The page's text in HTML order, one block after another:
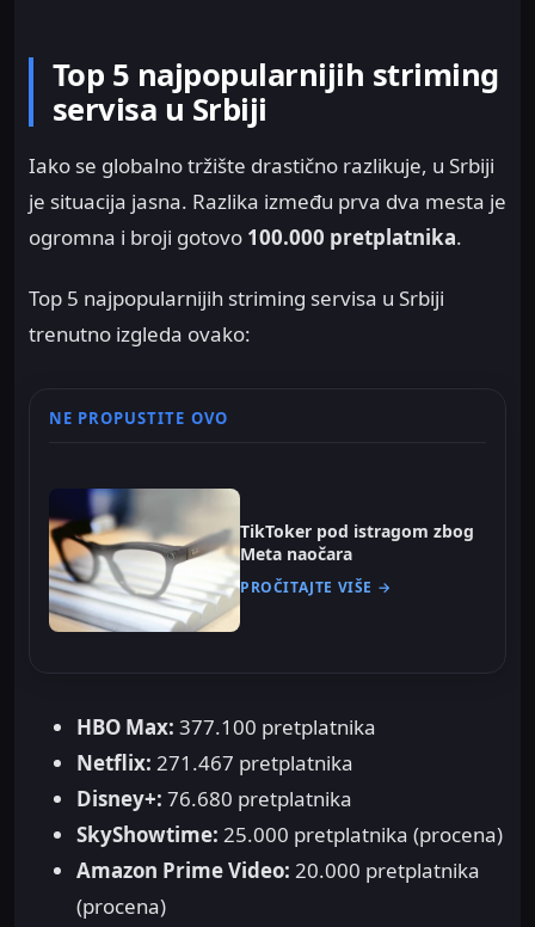
Top 5 najpopularnijih striming
servisa u Srbiji
Iako se globalno tržište drastično razlikuje, u Srbiji
je situacija jasna. Razlika između prva dva mesta je
ogromna i broji gotovo 100.000 pretplatnika.
Top 5 najpopularnijih striming servisa u Srbiji
trenutno izgleda ovako:
NE PROPUSTITE OVO
TikToker pod istragom zbog
Meta naočara
PROČITAJTE VIŠE →
HBO Max: 377.100 pretplatnika
Netflix: 271.467 pretplatnika
Disney+: 76.680 pretplatnika
SkyShowtime: 25.000 pretplatnika (procena)
Amazon Prime Video: 20.000 pretplatnika
(procena)